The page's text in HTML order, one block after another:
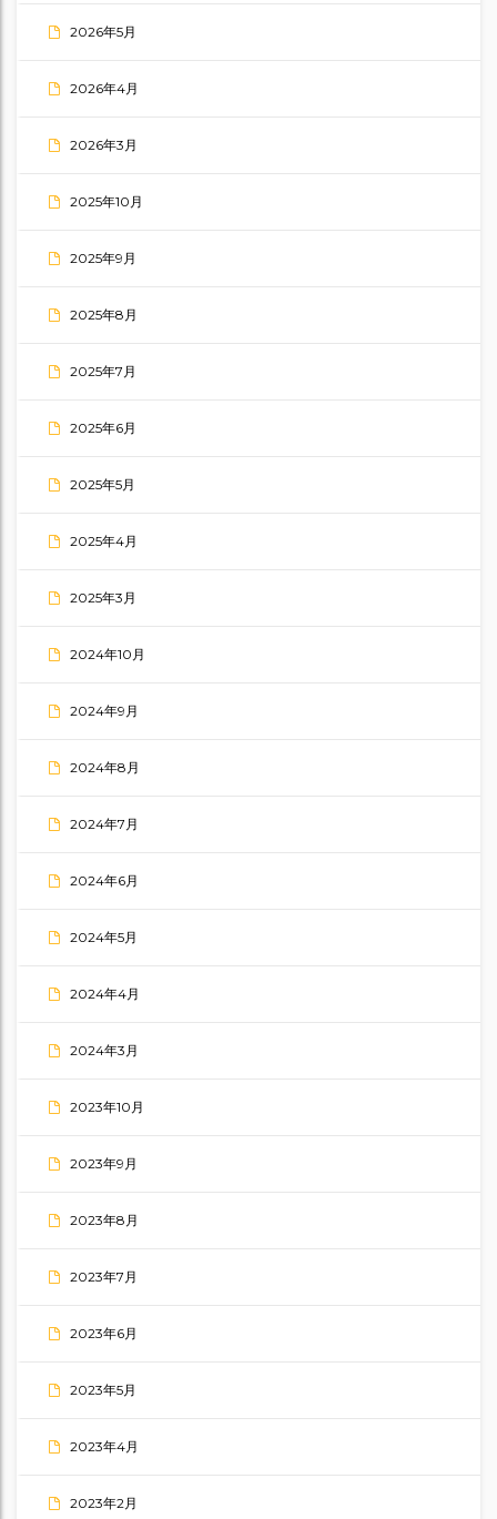
2026年5月
2026年4月
2026年3月
2025年10月
2025年9月
2025年8月
2025年7月
2025年6月
2025年5月
2025年4月
2025年3月
2024年10月
2024年9月
2024年8月
2024年7月
2024年6月
2024年5月
2024年4月
2024年3月
2023年10月
2023年9月
2023年8月
2023年7月
2023年6月
2023年5月
2023年4月
2023年2月